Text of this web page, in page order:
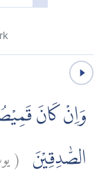
وَاِنْ كَانَ
الصّٰدِقِيْنَ (